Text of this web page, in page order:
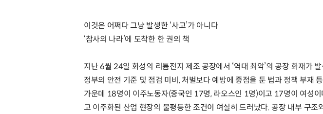
이것은 어쩌다 그냥 발생한 ‘사고’가 아니다
‘참사의 나라’에 도착한 한 권의 책
지난 6월 24일 화성의 리튬전지 제조 공장에서 ‘역대 최악’의 공장 화재가
정부의 안전 기준 및 점검 미비, 처벌보다 예방에 중점을 둔 법과 정책 부재
가운데 18명이 이주노동자(중국인 17명, 라오스인 1명)이고 17명이 여성
고 이주화된 산업 현장의 불평등한 조건이 여실히 드러났다. 공장 내부 구